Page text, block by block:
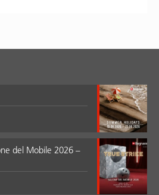
del Mobile 2026 –